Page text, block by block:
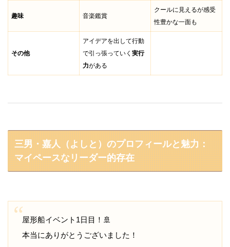
趣味 音楽鑑賞
クールに見えるが感受
性豊かな一面も
その他
アイデアを出して行動
で引っ張っていく 実行
力がある
三男・嘉人（よしと）のプロフィールと魅力：
マイペースなリーダー的存在
屋形船イベント1日目！🚢
本当にありがとうございました！